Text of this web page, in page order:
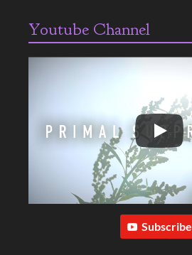
Youtube Channel
Subscribe